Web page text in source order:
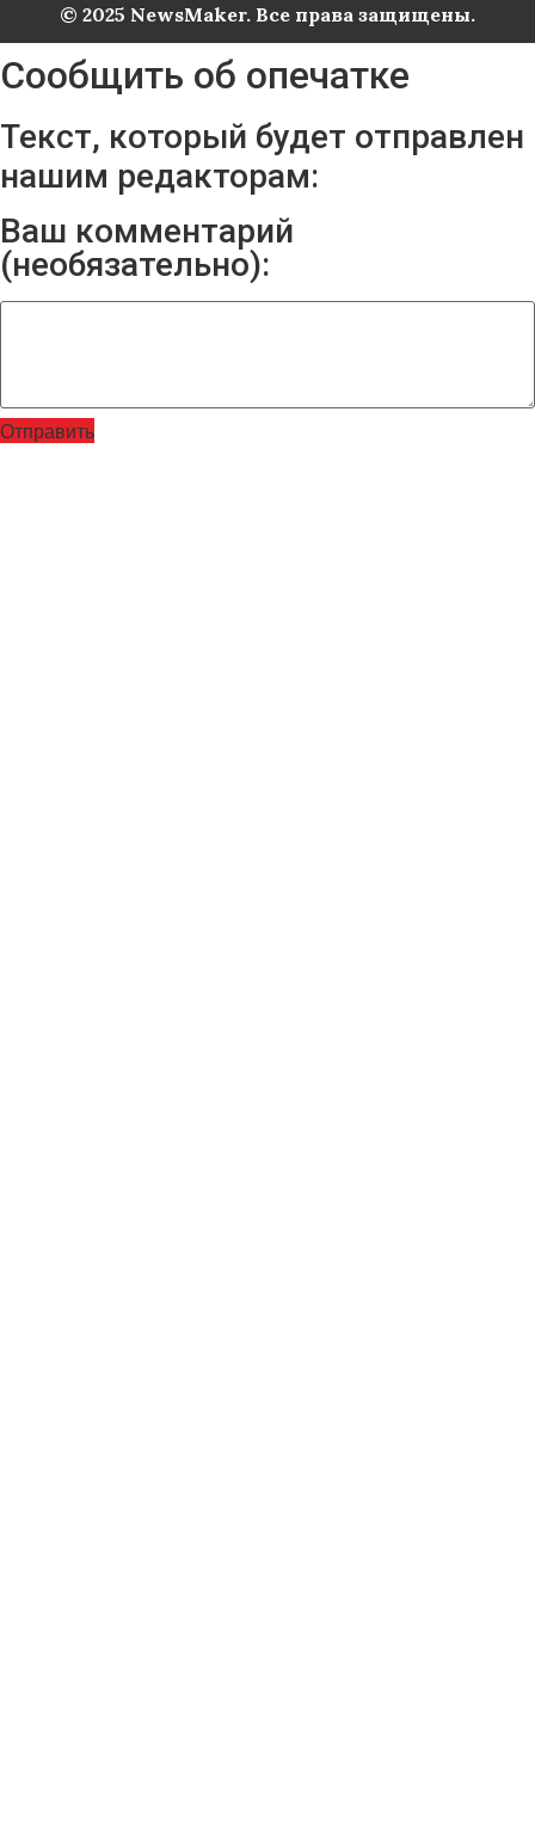
© 2025 NewsMaker. Все права защищены.
Сообщить об опечатке
Текст, который будет отправлен
нашим редакторам:
Ваш комментарий
(необязательно):
Отправить